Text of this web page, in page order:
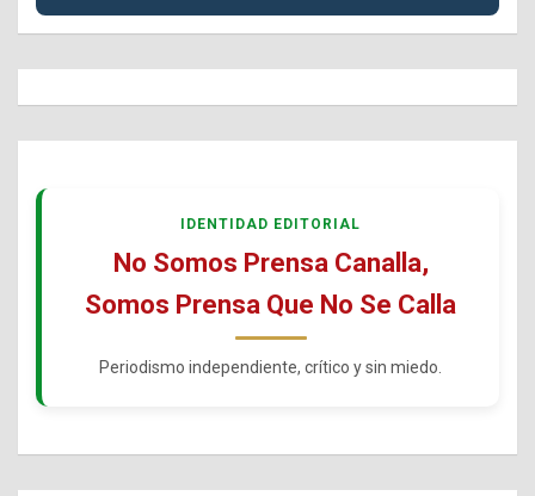
IDENTIDAD EDITORIAL
No Somos Prensa Canalla,
Somos Prensa Que No Se Calla
Periodismo independiente, crítico y sin miedo.